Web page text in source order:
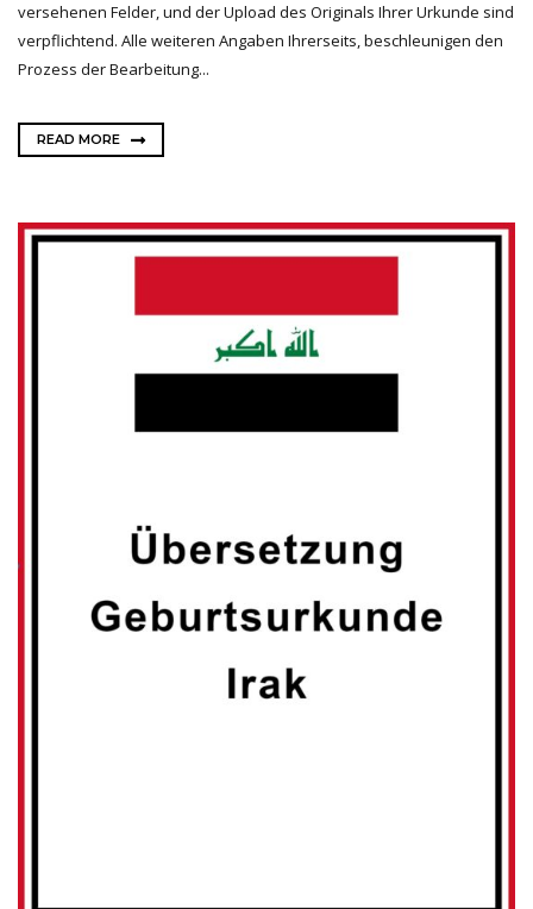
versehenen Felder, und der Upload des Originals Ihrer Urkunde sind
verpflichtend. Alle weiteren Angaben Ihrerseits, beschleunigen den
Prozess der Bearbeitung...
READ MORE